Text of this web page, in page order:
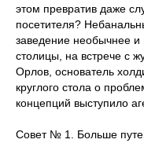
этом превратив даже
посетителя?
заведение необычнее
столицы, на встрече с
Орлов, основатель
круглого стола о
концепций выступило
Совет № 1. Больше